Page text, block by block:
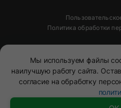
Политика обработки
текстов возможно
ссылки на сайт
Mono&
Мы используем файлы
наилучшую работу сайта.
согласие на обработку